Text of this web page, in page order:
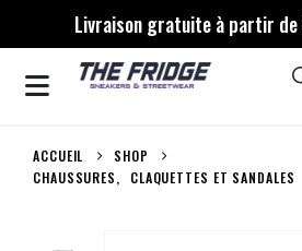
Livraison gratuite à partir de
ACCUEIL
SHOP
CHAUSSURES, CLAQUETTES ET SANDALES